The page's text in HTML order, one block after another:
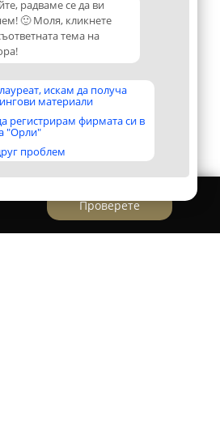
радваме се да ви
🙂 Моля, кликнете
тема на
искам да получа
материали
регистрирам фирмата си в
"Орли"
проблем
Проверете